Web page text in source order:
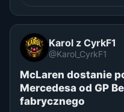
Karol z CyrkF1
@Karol_CyrkF1
McLaren dostanie
Mercedesa od GP
fabrycznego